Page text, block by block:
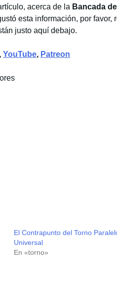
acerca de la Bancada
esta información, por
justo aquí debajo.
, YouTube, Patreon
El Contrapunto del Torno
Universal
En «torno»